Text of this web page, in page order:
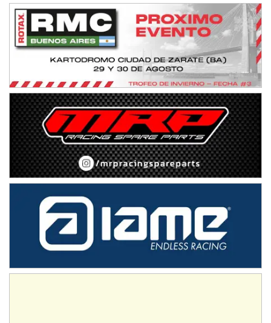
Ramiro Tot (Asfalto)
Baradero (Buenos Aires)
KDO - F6
Ciudad de Trenque Lauquen (Asfalto)
Trenque Lauquen (Buenos Aires)
ENTRERRIANO - F6 (POSTERGADA)
Parque de la Velocidad (Asfalto)
Villaguay (Entre Ríos)
VICTORIENSE - F7
El Cerro (Tierra)
Victoria (Entre Ríos)
PATAGONICO - F6
Gral. E. Godoy (Río Negro)
Juventud Unida (Tierra)
Humboldt (Santa Fe)
NORESTE SANTAFESINO - F6